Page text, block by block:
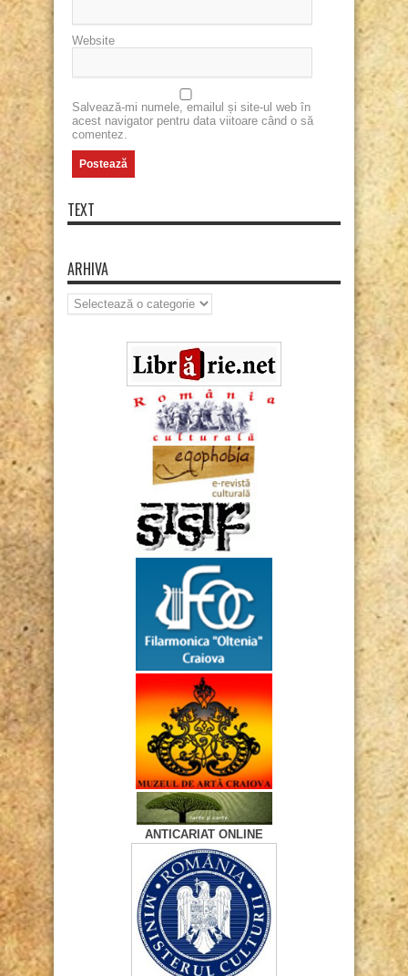
Website
Salvează-mi numele, emailul și site-ul web în
acest navigator pentru data viitoare când o să
comentez.
TEXT
ARHIVA
Arhiva
ANTICARIAT ONLINE